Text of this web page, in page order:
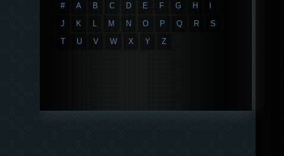
# A B C D E F G H
J
K L M N O P Q R
S
T
U V W X Y Z